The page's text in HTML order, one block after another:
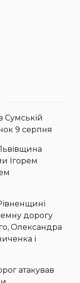
Сумській
9 серпня
Ігорем
дорогу
Олександра
і
атакував